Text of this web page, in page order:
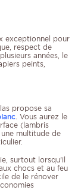
exceptionnel pour
respect de
années, le
peints,
propose sa
. Vous aurez le
(lambris
multitude de
surtout lorsqu'il
chocs et au feu
de le rénover